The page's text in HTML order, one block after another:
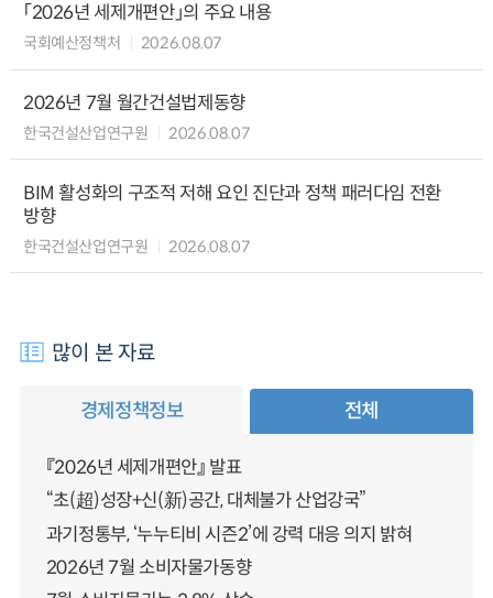
「2026년 세제개편안」의 주요 내용
국회예산정책처 2026.08.07
2026년 7월 월간건설법제동향
한국건설산업연구원 2026.08.07
BIM 활성화의 구조적 저해 요인 진단과 정책 패러다임 전환
방향
한국건설산업연구원 2026.08.07
많이 본 자료
경제정책정보 전체
『2026년 세제개편안』 발표
“초(超)성장+신(新)공간, 대체불가 산업강국”
과기정통부, ‘누누티비 시즌2’에 강력 대응 의지 밝혀
2026년 7월 소비자물가동향